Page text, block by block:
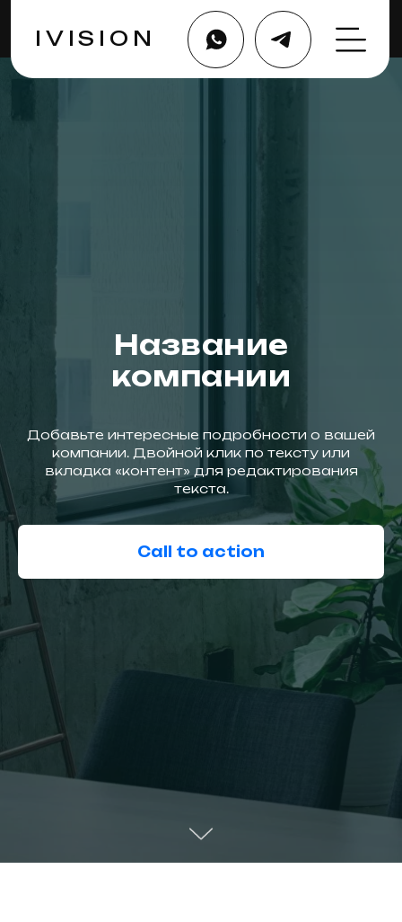
IVISION
Название
компании
Добавьте интересные подробности о вашей
компании. Двойной клик по тексту или
вкладка «контент» для редактирования
текста.
Call to action